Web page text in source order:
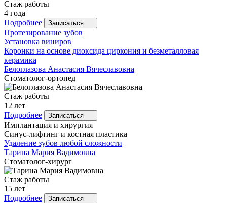
Стаж работы
4 года
Подробнее
Записаться
Протезирование зубов
Установка виниров
Коронки на основе диоксида циркония и безметалловая
керамика
Белоглазова Анастасия Вячеславовна
Стоматолог-ортопед
Стаж работы
12 лет
Подробнее
Записаться
Имплантация и хирургия
Синус-лифтинг и костная пластика
Удаление зубов любой сложности
Тарина Мария Вадимовна
Стоматолог-хирург
Стаж работы
15 лет
Подробнее
Записаться